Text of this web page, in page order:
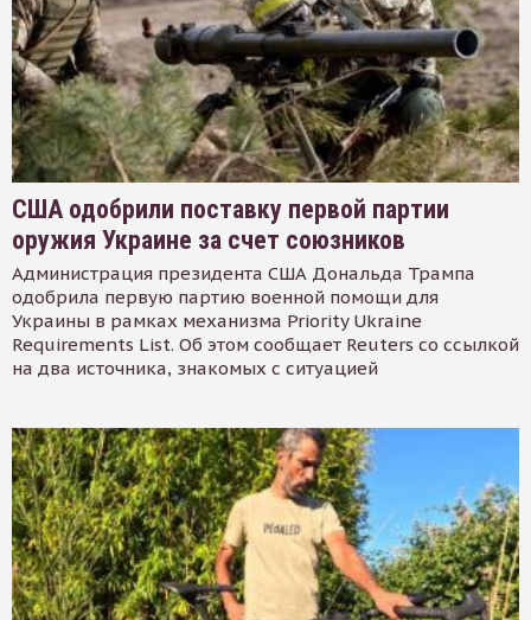
США одобрили поставку первой партии
оружия Украине за счет союзников
Администрация президента США Дональда Трампа
одобрила первую партию военной помощи для
Украины в рамках механизма Priority Ukraine
Requirements List. Об этом сообщает Reuters со ссылкой
на два источника, знакомых с ситуацией